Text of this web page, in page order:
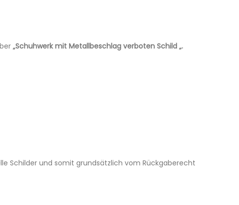
„Schuhwerk mit Metallbeschlag verboten Schild „.
Schilder und somit grundsätzlich vom Rückgaberecht